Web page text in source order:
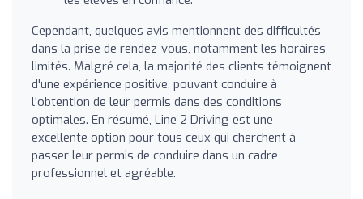
Cependant, quelques avis mentionnent des difficultés
dans la prise de rendez-vous, notamment les horaires
limités. Malgré cela, la majorité des clients témoignent
d'une expérience positive, pouvant conduire à
l'obtention de leur permis dans des conditions
optimales. En résumé, Line 2 Driving est une
excellente option pour tous ceux qui cherchent à
passer leur permis de conduire dans un cadre
professionnel et agréable.